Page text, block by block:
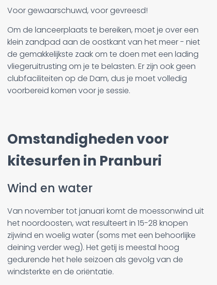
Voor gewaarschuwd, voor gevreesd!
Om de lanceerplaats te bereiken, moet je over een
klein zandpad aan de oostkant van het meer - niet
de gemakkelijkste zaak om te doen met een lading
vliegeruitrusting om je te belasten. Er zijn ook geen
clubfaciliteiten op de Dam, dus je moet volledig
voorbereid komen voor je sessie.
Omstandigheden voor
kitesurfen in Pranburi
Wind en water
Van november tot januari komt de moessonwind uit
het noordoosten, wat resulteert in 15-28 knopen
zijwind en woelig water (soms met een behoorlijke
deining verder weg). Het getij is meestal hoog
gedurende het hele seizoen als gevolg van de
windsterkte en de oriëntatie.